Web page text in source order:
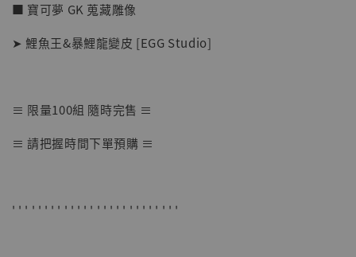
【店內現貨】七龍珠 系列蒐藏雕像 悟空 鳥山
NT$ 5,580
■ 寶可夢 GK 蒐藏雕像
➤ 鯉魚王&暴鯉龍變皮 [EGG Studio]
≡ 限量100組 隨時完售 ≡
≡ 請把握時間下單預購 ≡
' ' ' ' ' ' ' ' ' ' ' ' ' ' ' ' ' ' ' ' ' ' ' ' ' '